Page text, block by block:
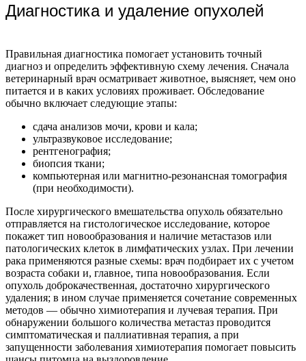
Диагностика и удаление опухолей
Правильная диагностика помогает установить точный
диагноз и определить эффективную схему лечения. Сначала
ветеринарный врач осматривает животное, выясняет, чем оно
питается и в каких условиях проживает. Обследование
обычно включает следующие этапы:
сдача анализов мочи, крови и кала;
ультразвуковое исследование;
рентгенография;
биопсия ткани;
компьютерная или магнитно-резонансная томография
(при необходимости).
После хирургического вмешательства опухоль обязательно
отправляется на гистологическое исследование, которое
покажет тип новообразования и наличие метастазов или
патологических клеток в лимфатических узлах. При лечении
рака применяются разные схемы: врач подбирает их с учетом
возраста собаки и, главное, типа новообразования. Если
опухоль доброкачественная, достаточно хирургического
удаления; в ином случае применяется сочетание современных
методов — обычно химиотерапия и лучевая терапия. При
обнаружении большого количества метастаз проводится
симптоматическая и паллиативная терапия, а при
запущенности заболевания химиотерапия помогает повысить